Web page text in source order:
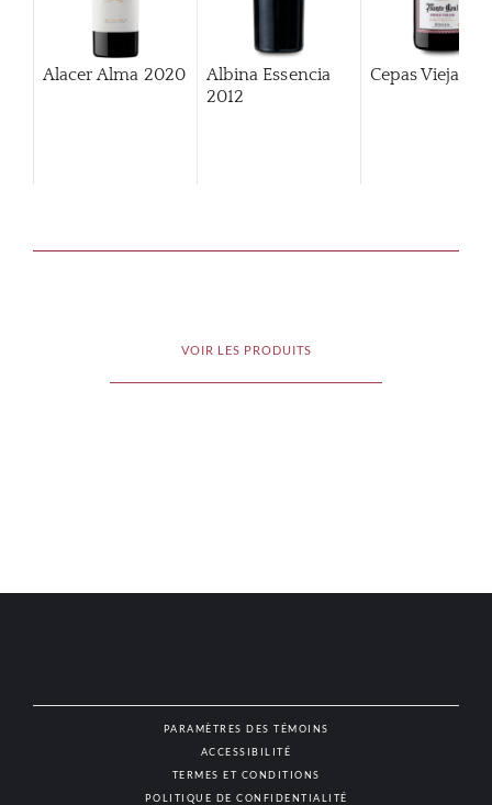
Alacer Alma 2020
Albina Essencia
2012
Cepas Viejas
VOIR LES PRODUITS
PARAMÈTRES DES TÉMOINS
ACCESSIBILITÉ
TERMES ET CONDITIONS
POLITIQUE DE CONFIDENTIALITÉ